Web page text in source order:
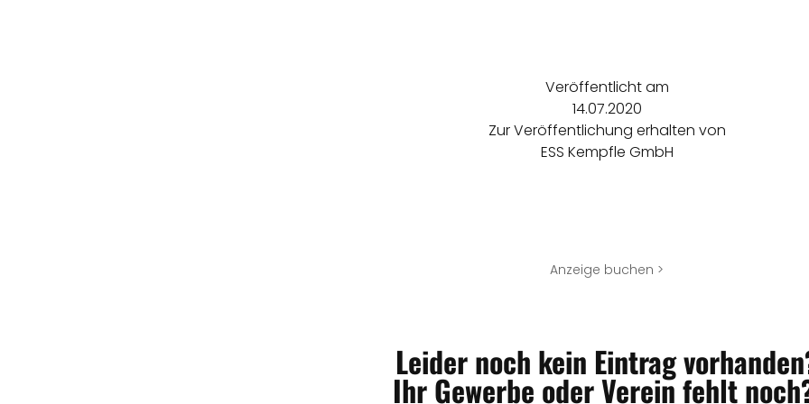
Veröffentlicht am
14.07.2020
Zur Veröffentlichung erhalten von
ESS Kempfle GmbH
Anzeige buchen >
Leider noch kein Eintrag
Ihr Gewerbe oder Verein fehlt